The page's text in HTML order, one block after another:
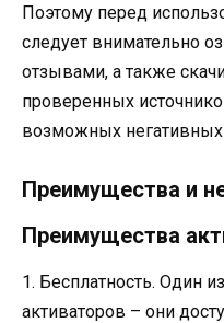
Поэтому перед
следует внимательно
отзывами, а также
проверенных
возможных негативных
Преимущества и
Преимущества
1. Бесплатность. Один
активаторов – они